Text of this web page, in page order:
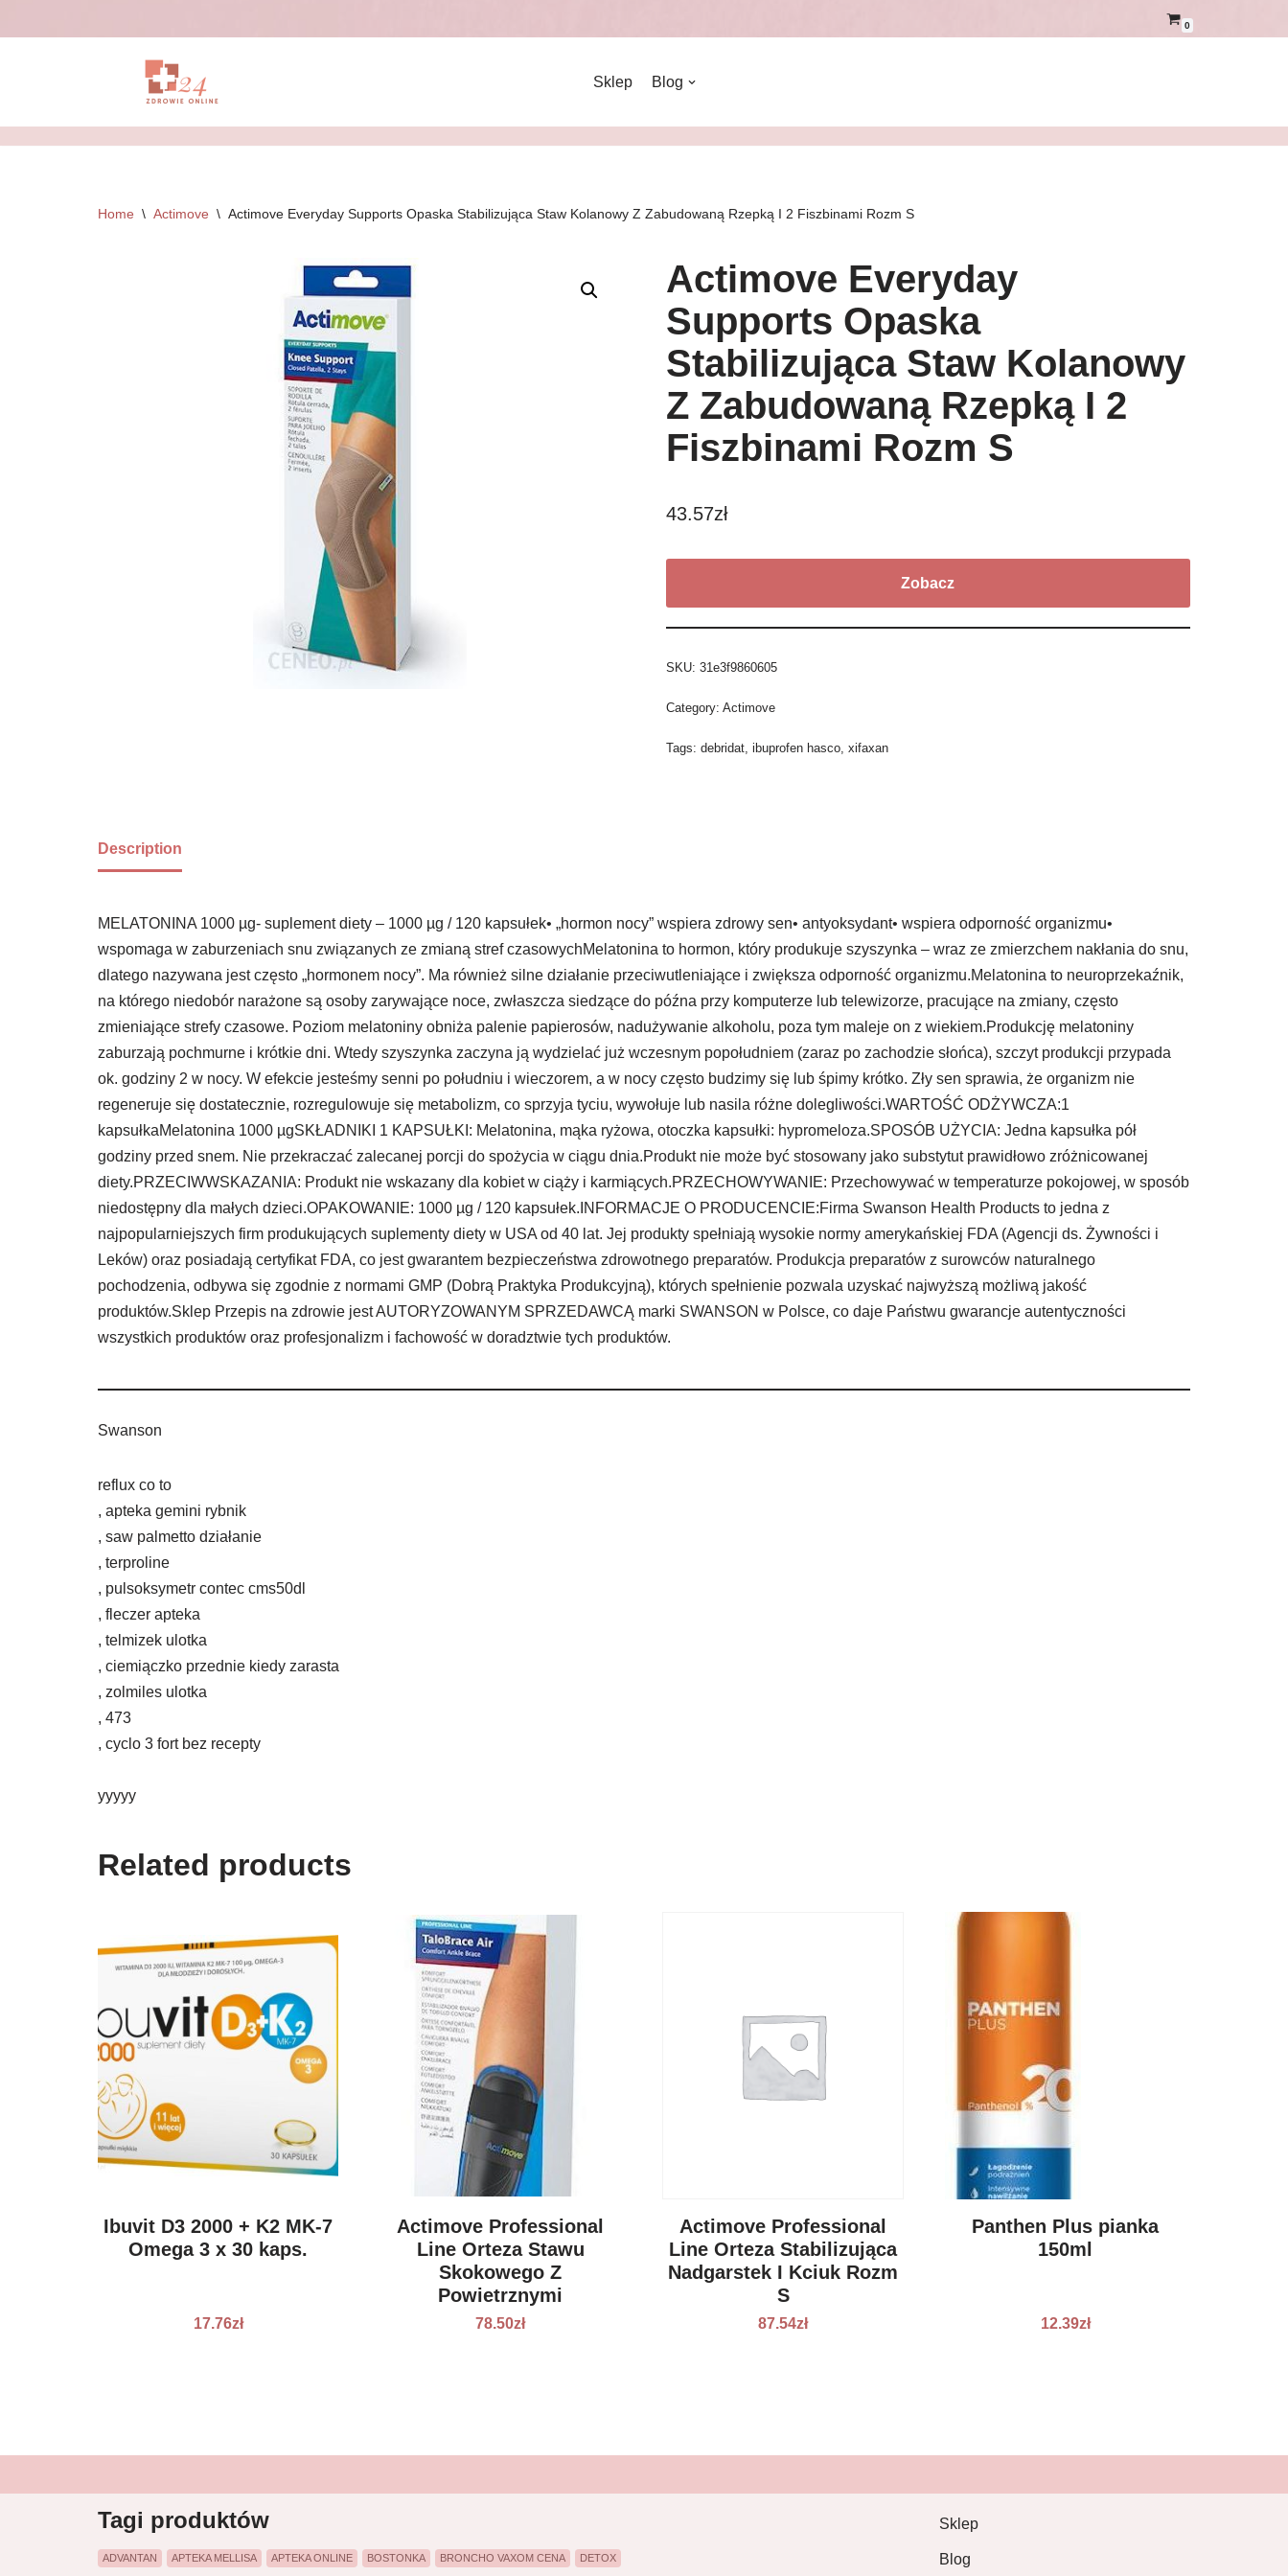
0
Sklep Blog
Home \ Actimove \ Actimove Everyday Supports Opaska Stabilizująca Staw Kolanowy Z Zabudowaną Rzepką I 2 Fiszbinami Rozm S
Actimove Everyday
Supports Opaska
Stabilizująca Staw Kolanowy
Z Zabudowaną Rzepką I 2
Fiszbinami Rozm S
43.57zł
Zobacz
SKU: 31e3f9860605
Category: Actimove
Tags: debridat, ibuprofen hasco, xifaxan
Description
MELATONINA 1000 µg- suplement diety – 1000 µg / 120 kapsułek• „hormon nocy” wspiera zdrowy sen• antyoksydant• wspiera odporność organizmu•
wspomaga w zaburzeniach snu związanych ze zmianą stref czasowychMelatonina to hormon, który produkuje szyszynka – wraz ze zmierzchem nakłania do snu,
dlatego nazywana jest często „hormonem nocy”. Ma również silne działanie przeciwutleniające i zwiększa odporność organizmu.Melatonina to neuroprzekaźnik,
na którego niedobór narażone są osoby zarywające noce, zwłaszcza siedzące do późna przy komputerze lub telewizorze, pracujące na zmiany, często
zmieniające strefy czasowe. Poziom melatoniny obniża palenie papierosów, nadużywanie alkoholu, poza tym maleje on z wiekiem.Produkcję melatoniny
zaburzają pochmurne i krótkie dni. Wtedy szyszynka zaczyna ją wydzielać już wczesnym popołudniem (zaraz po zachodzie słońca), szczyt produkcji przypada
ok. godziny 2 w nocy. W efekcie jesteśmy senni po południu i wieczorem, a w nocy często budzimy się lub śpimy krótko. Zły sen sprawia, że organizm nie
regeneruje się dostatecznie, rozregulowuje się metabolizm, co sprzyja tyciu, wywołuje lub nasila różne dolegliwości.WARTOŚĆ ODŻYWCZA:1
kapsułkaMelatonina 1000 µgSKŁADNIKI 1 KAPSUŁKI: Melatonina, mąka ryżowa, otoczka kapsułki: hypromeloza.SPOSÓB UŻYCIA: Jedna kapsułka pół
godziny przed snem. Nie przekraczać zalecanej porcji do spożycia w ciągu dnia.Produkt nie może być stosowany jako substytut prawidłowo zróżnicowanej
diety.PRZECIWWSKAZANIA: Produkt nie wskazany dla kobiet w ciąży i karmiących.PRZECHOWYWANIE: Przechowywać w temperaturze pokojowej, w sposób
niedostępny dla małych dzieci.OPAKOWANIE: 1000 µg / 120 kapsułek.INFORMACJE O PRODUCENCIE:Firma Swanson Health Products to jedna z
najpopularniejszych firm produkujących suplementy diety w USA od 40 lat. Jej produkty spełniają wysokie normy amerykańskiej FDA (Agencji ds. Żywności i
Leków) oraz posiadają certyfikat FDA, co jest gwarantem bezpieczeństwa zdrowotnego preparatów. Produkcja preparatów z surowców naturalnego
pochodzenia, odbywa się zgodnie z normami GMP (Dobrą Praktyka Produkcyjną), których spełnienie pozwala uzyskać najwyższą możliwą jakość
produktów.Sklep Przepis na zdrowie jest AUTORYZOWANYM SPRZEDAWCĄ marki SWANSON w Polsce, co daje Państwu gwarancje autentyczności
wszystkich produktów oraz profesjonalizm i fachowość w doradztwie tych produktów.
Swanson
reflux co to
, apteka gemini rybnik
, saw palmetto działanie
, terproline
, pulsoksymetr contec cms50dl
, fleczer apteka
, telmizek ulotka
, ciemiączko przednie kiedy zarasta
, zolmiles ulotka
, 473
, cyclo 3 fort bez recepty
yyyyy
Related products
Ibuvit D3 2000 + K2 MK-7
Omega 3 x 30 kaps.
17.76zł
Actimove Professional
Line Orteza Stawu
Skokowego Z
Powietrznymi
Poduszkami
78.50zł
Actimove Professional
Line Orteza Stabilizująca
Nadgarstek I Kciuk Rozm
S
87.54zł
Panthen Plus pianka
150ml
12.39zł
Tagi produktów
ADVANTAN APTEKA MELLISA APTEKA ONLINE BOSTONKA BRONCHO VAXOM CENA DETOX
Sklep
Blog